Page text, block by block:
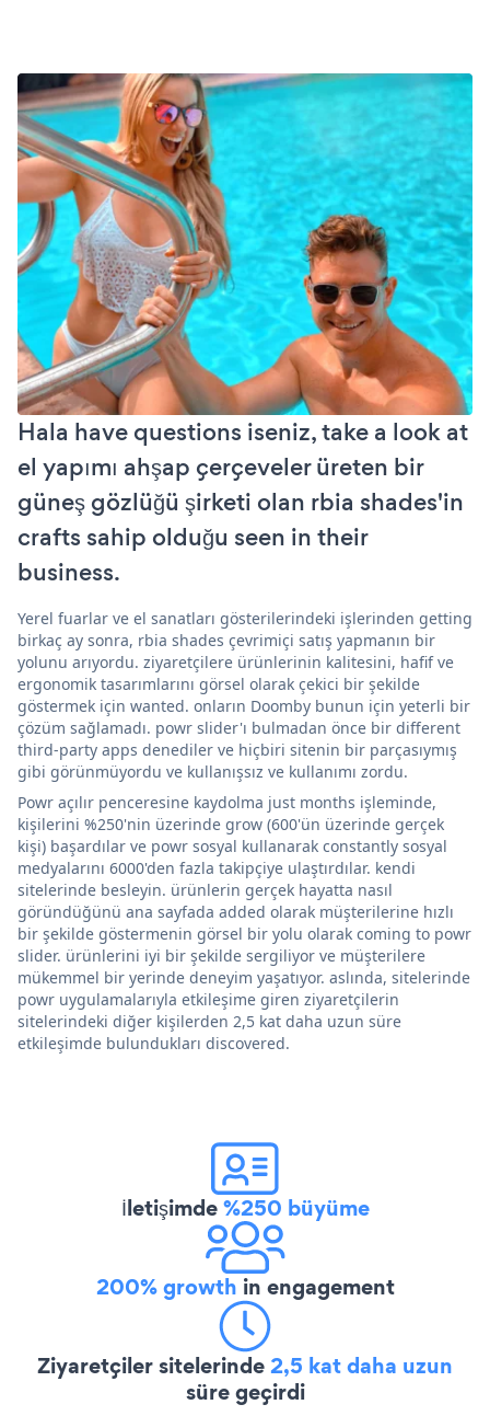
Hala have questions iseniz, take a look at
el yapımı ahşap çerçeveler üreten bir
güneş gözlüğü şirketi olan rbia shades'in
crafts sahip olduğu seen in their
business.
Yerel fuarlar ve el sanatları gösterilerindeki işlerinden getting
birkaç ay sonra, rbia shades çevrimiçi satış yapmanın bir
yolunu arıyordu. ziyaretçilere ürünlerinin kalitesini, hafif ve
ergonomik tasarımlarını görsel olarak çekici bir şekilde
göstermek için wanted. onların Doomby bunun için yeterli bir
çözüm sağlamadı. powr slider'ı bulmadan önce bir different
third-party apps denediler ve hiçbiri sitenin bir parçasıymış
gibi görünmüyordu ve kullanışsız ve kullanımı zordu.
Powr açılır penceresine kaydolma just months işleminde,
kişilerini %250'nin üzerinde grow (600'ün üzerinde gerçek
kişi) başardılar ve powr sosyal kullanarak constantly sosyal
medyalarını 6000'den fazla takipçiye ulaştırdılar. kendi
sitelerinde besleyin. ürünlerin gerçek hayatta nasıl
göründüğünü ana sayfada added olarak müşterilerine hızlı
bir şekilde göstermenin görsel bir yolu olarak coming to powr
slider. ürünlerini iyi bir şekilde sergiliyor ve müşterilere
mükemmel bir yerinde deneyim yaşatıyor. aslında, sitelerinde
powr uygulamalarıyla etkileşime giren ziyaretçilerin
sitelerindeki diğer kişilerden 2,5 kat daha uzun süre
etkileşimde bulundukları discovered.
İletişimde%250 büyüme
200% growth in engagement
Ziyaretçiler sitelerinde2,5 kat daha uzun
süre geçirdi